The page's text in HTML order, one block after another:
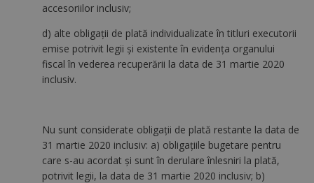
accesoriilor inclusiv;
d) alte obligaţii de plată individualizate în titluri executorii
emise potrivit legii şi existente în evidenţa organului
fiscal în vederea recuperării la data de 31 martie 2020
inclusiv.
Nu sunt considerate obligaţii de plată restante la data de
31 martie 2020 inclusiv: a) obligaţiile bugetare pentru
care s-au acordat şi sunt în derulare înlesniri la plată,
potrivit legii, la data de 31 martie 2020 inclusiv; b)